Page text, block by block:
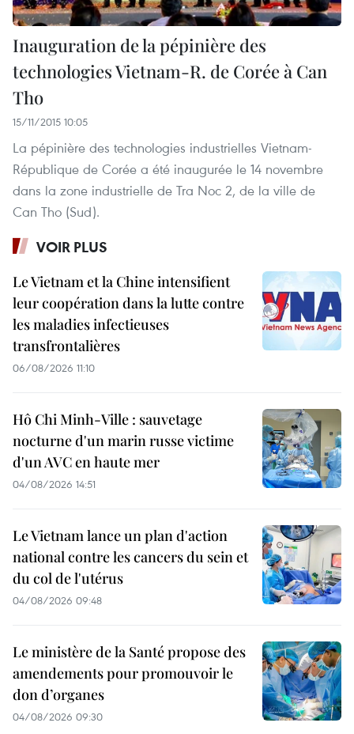
Inauguration de la pépinière des
technologies Vietnam-R. de Corée à Can
Tho
15/11/2015 10:05
La pépinière des technologies industrielles Vietnam-
République de Corée a été inaugurée le 14 novembre
dans la zone industrielle de Tra Noc 2, de la ville de
Can Tho (Sud).
VOIR PLUS
Le Vietnam et la Chine intensifient
leur coopération dans la lutte contre
les maladies infectieuses
transfrontalières
06/08/2026 11:10
Hô Chi Minh-Ville : sauvetage
nocturne d'un marin russe victime
d'un AVC en haute mer
04/08/2026 14:51
Le Vietnam lance un plan d'action
national contre les cancers du sein et
du col de l'utérus
04/08/2026 09:48
Le ministère de la Santé propose des
amendements pour promouvoir le
don d’organes
04/08/2026 09:30